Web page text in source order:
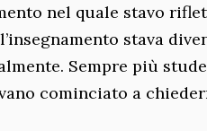
nel quale stavo
stava
Sempre più
cominciato a